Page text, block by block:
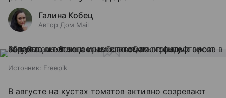
Галина Кобец
Автор Дом Mail
Источник: Freepik
В августе на кустах томатов активно созревают